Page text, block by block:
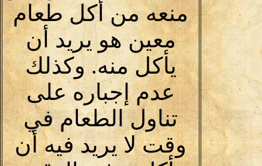
منعه من أكل طعام
معين هو يريد أن
يأكل منه. وكذلك
عدم إجباره على
تناول الطعام في
وقت لا يريد فيه أن